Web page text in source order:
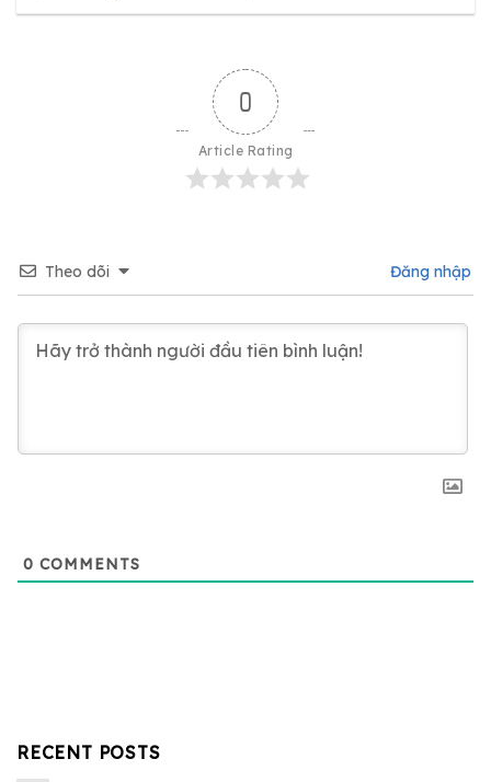
0
Article Rating
Theo dõi Đăng nhập
0 COMMENTS
RECENT POSTS